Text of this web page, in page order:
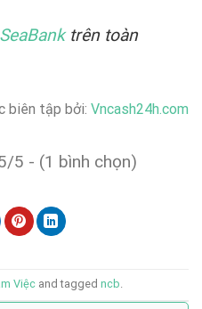
trên toàn
biên tập bởi: Vncash24h.com
5 - (1 bình chọn)
Việc and tagged ncb.